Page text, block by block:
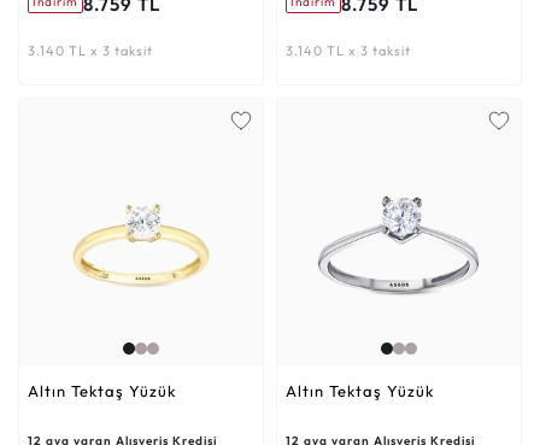
3.140 TL x 3 taksit 3.140 TL x 3 taksit
Altın Tektaş Yüzük
12 aya varan Alışveriş Kredisi
Altın Tektaş Yüzük
12 aya varan Alışveriş Kredisi